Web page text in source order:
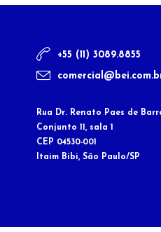
+55 (11) 3089.8855
Rua Dr. Renato Paes de
Conjunto 11, sala 1
CEP 04530-001
Itaim Bibi, São Paulo/SP